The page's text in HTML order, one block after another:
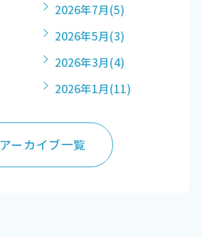
2026年7月(5)
2026年5月(3)
2026年3月(4)
2026年1月(11)
アーカイブ一覧